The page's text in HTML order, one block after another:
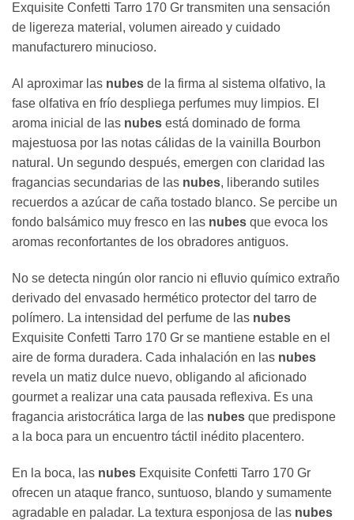
Exquisite Confetti Tarro 170 Gr transmiten una sensación
de ligereza material, volumen aireado y cuidado
manufacturero minucioso.
Al aproximar las nubes de la firma al sistema olfativo, la
fase olfativa en frío despliega perfumes muy limpios. El
aroma inicial de las nubes está dominado de forma
majestuosa por las notas cálidas de la vainilla Bourbon
natural. Un segundo después, emergen con claridad las
fragancias secundarias de las nubes, liberando sutiles
recuerdos a azúcar de caña tostado blanco. Se percibe un
fondo balsámico muy fresco en las nubes que evoca los
aromas reconfortantes de los obradores antiguos.
No se detecta ningún olor rancio ni efluvio químico extraño
derivado del envasado hermético protector del tarro de
polímero. La intensidad del perfume de las nubes
Exquisite Confetti Tarro 170 Gr se mantiene estable en el
aire de forma duradera. Cada inhalación en las nubes
revela un matiz dulce nuevo, obligando al aficionado
gourmet a realizar una cata pausada reflexiva. Es una
fragancia aristocrática larga de las nubes que predispone
a la boca para un encuentro táctil inédito placentero.
En la boca, las nubes Exquisite Confetti Tarro 170 Gr
ofrecen un ataque franco, suntuoso, blando y sumamente
agradable en paladar. La textura esponjosa de las nubes